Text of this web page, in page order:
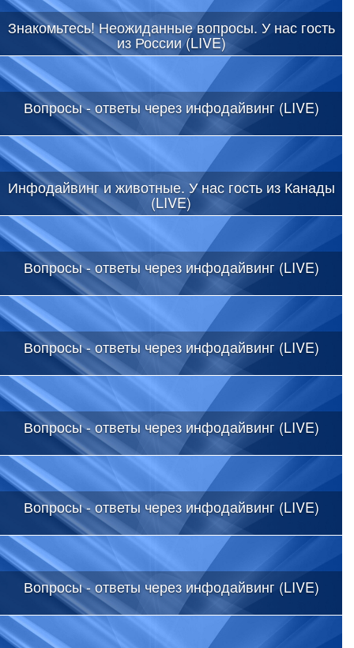
Знакомьтесь! Неожиданные вопросы. У нас гость
из России (LIVE)
Вопросы - ответы через инфодайвинг (LIVE)
Инфодайвинг и животные. У нас гость из Канады
(LIVE)
Вопросы - ответы через инфодайвинг (LIVE)
Вопросы - ответы через инфодайвинг (LIVE)
Вопросы - ответы через инфодайвинг (LIVE)
Вопросы - ответы через инфодайвинг (LIVE)
Вопросы - ответы через инфодайвинг (LIVE)